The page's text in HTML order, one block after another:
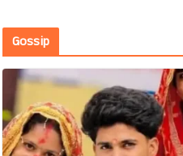
Gossip